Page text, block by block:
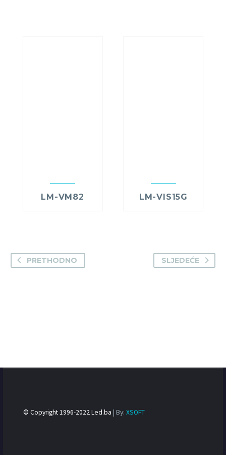
LM-VM82 LM-VIS15G
PRETHODNO SLJEDEĆE
© Copyright 1996-2022 Led.ba | By: XSOFT